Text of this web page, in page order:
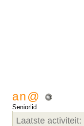
an@
Seniorlid
Laatste activiteit: